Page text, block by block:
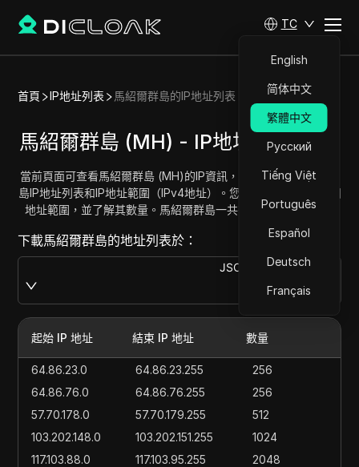
TC
English
简体中文
繁體中文
Русский
Tiếng Việt
Português
Español
Deutsch
Français
首頁 IP地址列表 馬紹爾群島的IP地址列表
馬紹爾群島 (MH) - IP地址列表/範圍
當前頁面可查看馬紹爾群島 (MH)的IP資訊，包括完整的馬紹爾群
島IP地址列表和IP地址範圍（IPv4地址）。您可以獲取並複製每個
地址範圍，並了解其數量。馬紹爾群島一共有 5120 個IP地址。
下載馬紹爾群島的地址列表於：
JSON
起始 IP 地址 結束 IP 地址 數量
64.86.23.0 64.86.23.255
256
64.86.76.0
64.86.76.255
256
57.70.178.0
57.70.179.255
512
103.202.148.0
103.202.151.255
1024
117.103.88.0
117.103.95.255
2048